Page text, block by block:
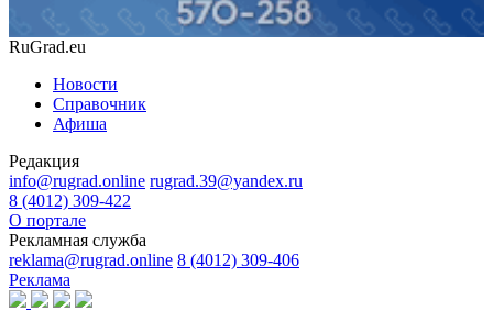
RuGrad.eu
Новости
Справочник
Афиша
Редакция
info@rugrad.online rugrad.39@yandex.ru
8 (4012) 309-422
О портале
Рекламная служба
reklama@rugrad.online 8 (4012) 309-406
Реклама